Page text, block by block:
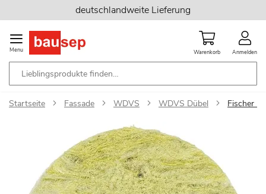
Inhalt
springen
deutschlandweite Lieferung
Menu Warenkorb Anmelden
Startseite Fassade WDVS WDVS Dübel Fischer
Bildgalerie
springen